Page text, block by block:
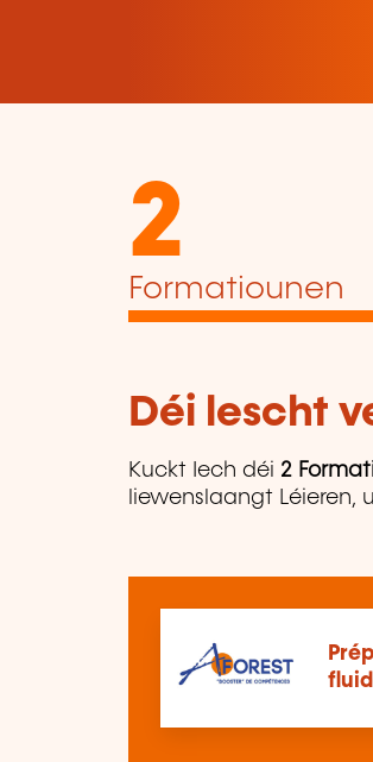
2
Formatiounen
Déi lescht
Kuckt Iech déi 2
liewenslaangt Léieren,